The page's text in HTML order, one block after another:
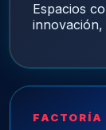
Espacios
innovación,